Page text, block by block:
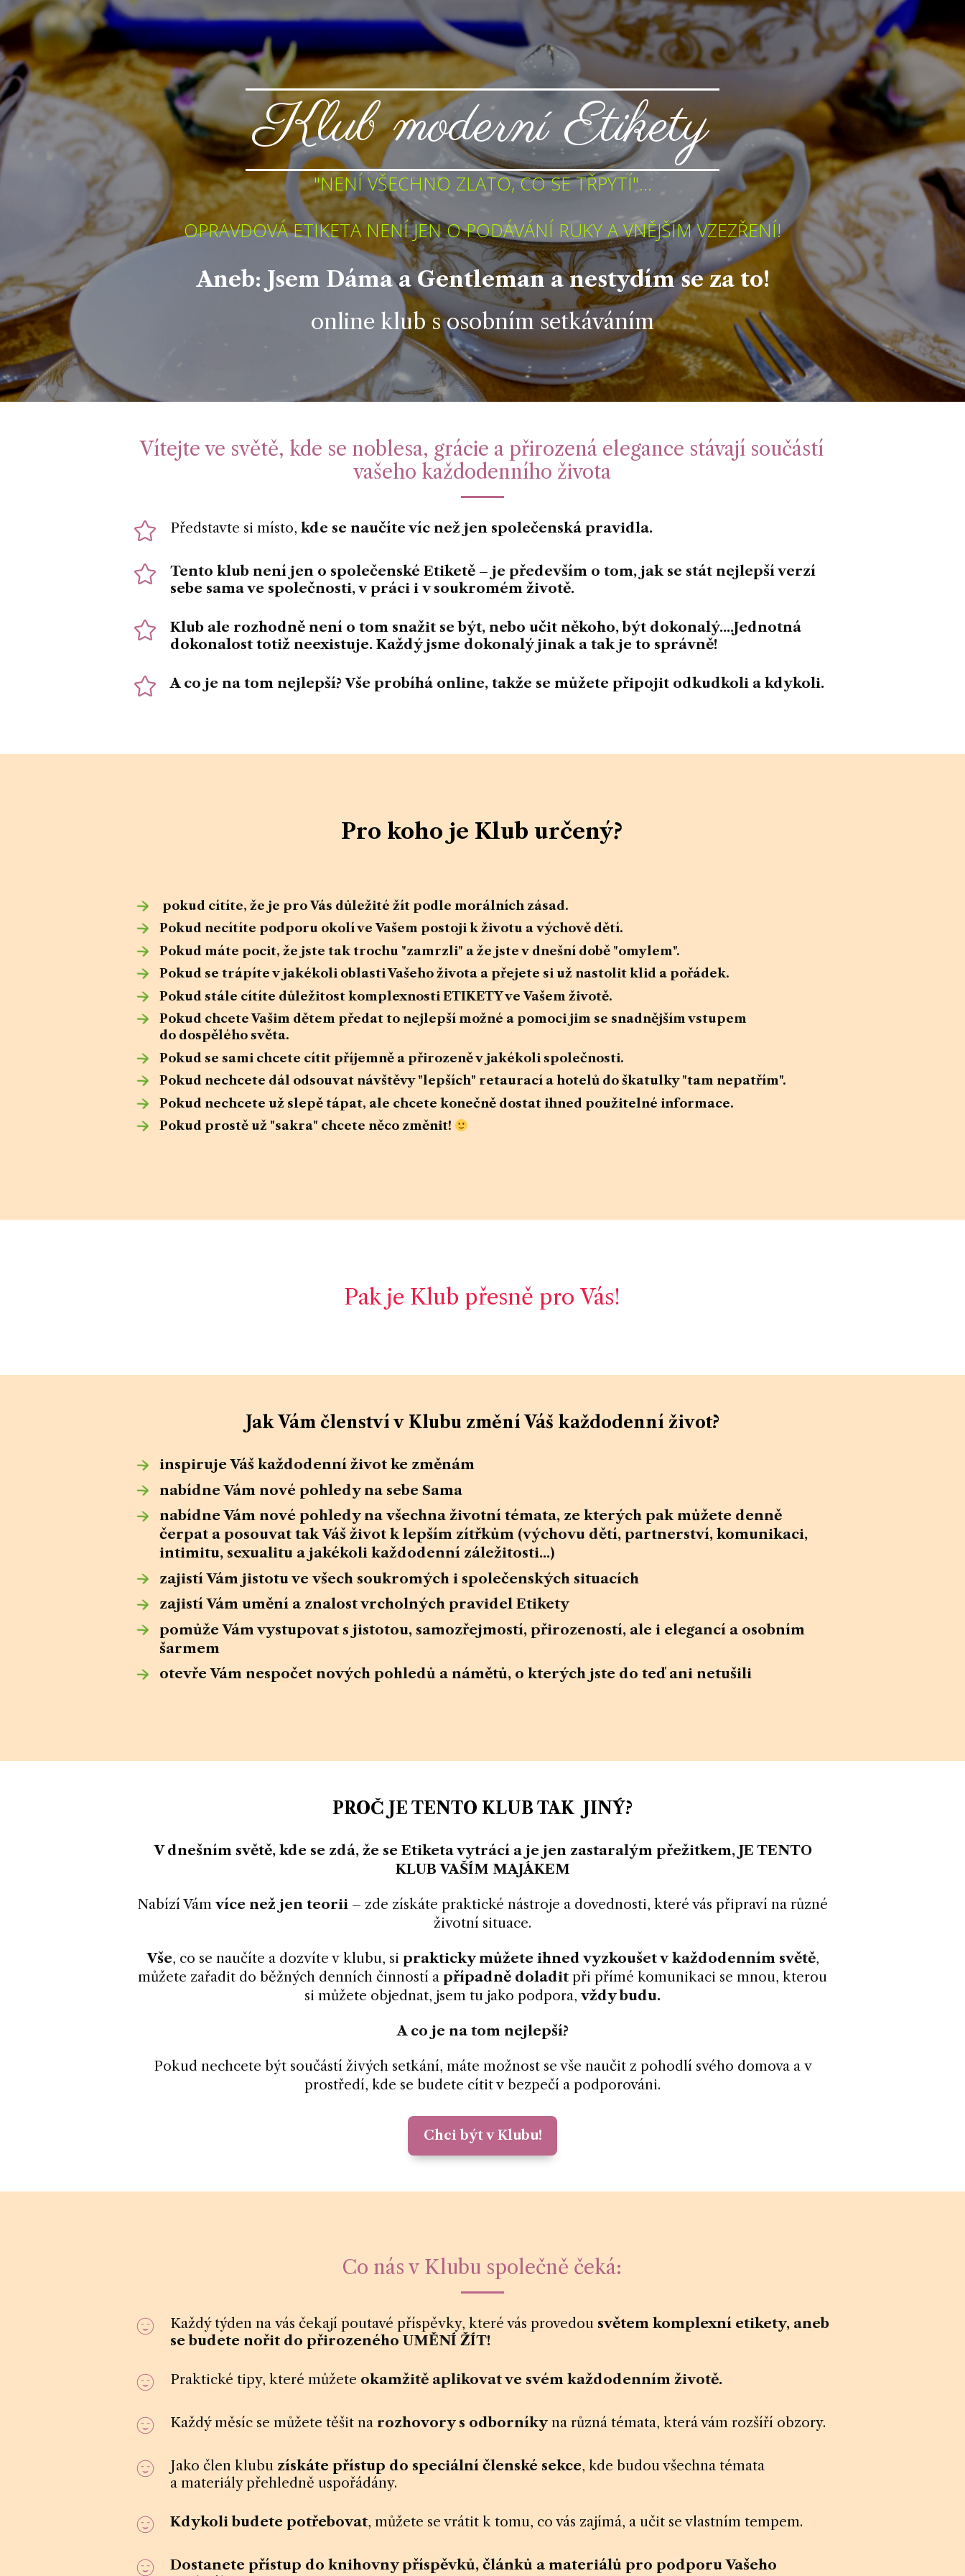
Klub moderní Etikety
"NENÍ VŠECHNO ZLATO, CO SE TŘPYTÍ"...
OPRAVDOVÁ ETIKETA NENÍ JEN O PODÁVÁNÍ RUKY A VNĚJŠÍM VZEZŘENÍ!
Aneb: Jsem Dáma a Gentleman a nestydím se za to!
online klub s osobním setkáváním
Vítejte ve světě, kde se noblesa, grácie a přirozená elegance stávají součástí
vašeho každodenního života
Představte si místo, kde se naučíte víc než jen společenská pravidla.
Tento klub není jen o společenské Etiketě – je především o tom, jak se stát nejlepší verzí
sebe samave společnosti, v práci i v soukromém životě.
Klub ale rozhodně není o tom snažit se být, nebo učit někoho, být dokonalý....Jednotná
dokonalost totiž neexistuje. Každý jsme dokonalý jinak a tak je to správně!
A co je na tom nejlepší? Vše probíhá online, takže se můžete připojit odkudkoli a kdykoli.
Pro koho je Klub určený?
pokud cítíte, že je pro Vás důležité žít podle morálních zásad.
Pokud necítíte podporu okolí ve Vašem postoji k životu a výchově dětí.
Pokud máte pocit, že jste tak trochu "zamrzli" a že jste v dnešní době "omylem".
Pokud se trápíte v jakékoli oblasti Vašeho života a přejete si už nastolit klid a pořádek.
Pokud stále cítíte důležitost komplexnosti ETIKETY ve Vašem životě.
Pokud chcete Vašim dětem předat to nejlepší možné a pomoci jim se snadnějším vstupem
do dospělého světa.
Pokud se sami chcete cítit příjemně a přirozeně v jakékoli společnosti.
Pokud nechcete dál odsouvat návštěvy "lepších" retaurací a hotelů do škatulky "tam nepatřím".
Pokud nechcete už slepě tápat, ale chcete konečně dostat ihned použitelné informace.
Pokud prostě už "sakra" chcete něco změnit!
Pak je Klub přesně pro Vás!
Jak Vám členství v Klubu změní Váš každodenní život?
inspiruje Váš každodenní život ke změnám
nabídne Vám nové pohledy na sebe Sama
nabídne Vám nové pohledy na všechna životní témata, ze kterých pak můžete denně
čerpat a posouvat tak Váš život k lepším zítřkům (výchovu dětí, partnerství, komunikaci,
intimitu, sexualitu a jakékoli každodenní záležitosti...)
zajistí Vám jistotu ve všech soukromých i společenských situacích
zajistí Vám umění a znalost vrcholných pravidel Etikety
pomůže Vám vystupovat s jistotou, samozřejmostí, přirozeností, ale i elegancí a osobním
šarmem
otevře Vám nespočet nových pohledů a námětů, o kterých jste do teď ani netušili
PROČ JE TENTO KLUB TAK JINÝ?
V dnešním světě, kde se zdá, že se Etiketa vytrácí a je jen zastaralým přežitkem, JE TENTO
KLUB VAŠÍM MAJÁKEM
Nabízí Vám více než jen teorii– zde získáte praktické nástroje a dovednosti, které vás připraví na různé
životní situace.
Vše, co se naučíte a dozvíte v klubu, si prakticky můžete ihned vyzkoušet v každodenním světě,
můžete zařadit do běžných denních činností a případně doladit při přímé komunikaci se mnou, kterou
si můžete objednat, jsem tu jako podpora, vždy budu.
A co je na tom nejlepší?
Pokud nechcete být součástí živých setkání, máte možnost se vše naučit z pohodlí svého domova a v
prostředí, kde se budete cítit v bezpečí a podporováni.
Chci být v Klubu!
Co nás v Klubu společně čeká:
Každý týden na vás čekají poutavé příspěvky, které vás provedou světem komplexní etikety, aneb
se budete nořit do přirozeného UMĚNÍ ŽÍT!
Praktické tipy, které můžete okamžitě aplikovat ve svém každodenním životě.
Každý měsíc se můžete těšit na rozhovory s odborníky na různá témata, která vám rozšíří obzory.
Jako člen klubu získáte přístup do speciální členské sekce, kde budou všechna témata
a materiály přehledně uspořádány.
Kdykoli budete potřebovat, můžete se vrátit k tomu, co vás zajímá, a učit se vlastním tempem.
Dostanete přístup do knihovny příspěvků, článků a materiálů pro podporu Vašeho